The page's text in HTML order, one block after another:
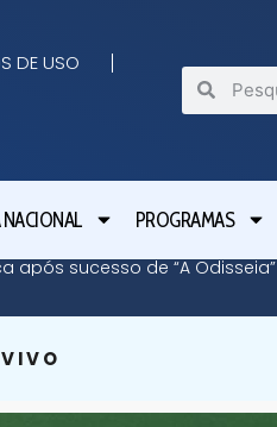
DE USO
NACIONAL PROGRAMAS
após sucesso de “A Odisseia”